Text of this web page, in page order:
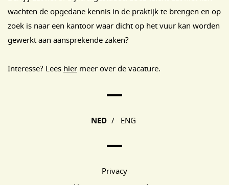
wachten de opgedane kennis in de praktijk te brengen en op
zoek is naar een kantoor waar dicht op het vuur kan worden
gewerkt aan aansprekende zaken?
Interesse? Lees hier meer over de vacature.
NED / ENG
Privacy